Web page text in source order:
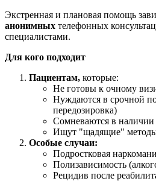
Экстренная и плановая помощь
анонимных телефонных
специалистами.
Для кого подходит
Пациентам, которые:
Не готовы к очному
Нуждаются в срочной
передозировка)
Сомневаются в наличии
Ищут "щадящие"
Особые случаи:
Подростковая
Полизависимость
Рецидив после